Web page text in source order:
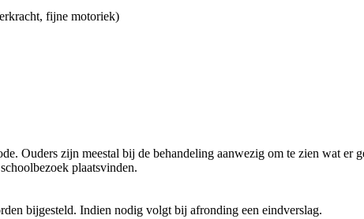
fijne motoriek)
Ouders zijn meestal bij de behandeling aanwezig om te zien wat er
plaatsvinden.
bijgesteld. Indien nodig volgt bij afronding een eindverslag.